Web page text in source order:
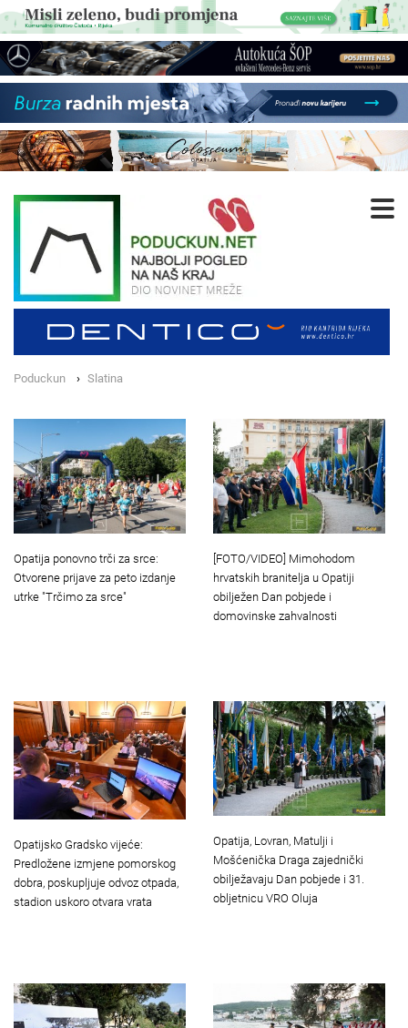
Poduckun Slatina
Opatija ponovno trči za srce:
Otvorene prijave za peto izdanje
utrke "Trčimo za srce"
[FOTO/VIDEO] Mimohodom
hrvatskih branitelja u Opatiji
obilježen Dan pobjede i
domovinske zahvalnosti
Opatijsko Gradsko vijeće:
Predložene izmjene pomorskog
dobra, poskupljuje odvoz otpada,
stadion uskoro otvara vrata
Opatija, Lovran, Matulji i
Mošćenička Draga zajednički
obilježavaju Dan pobjede i 31.
obljetnicu VRO Oluja